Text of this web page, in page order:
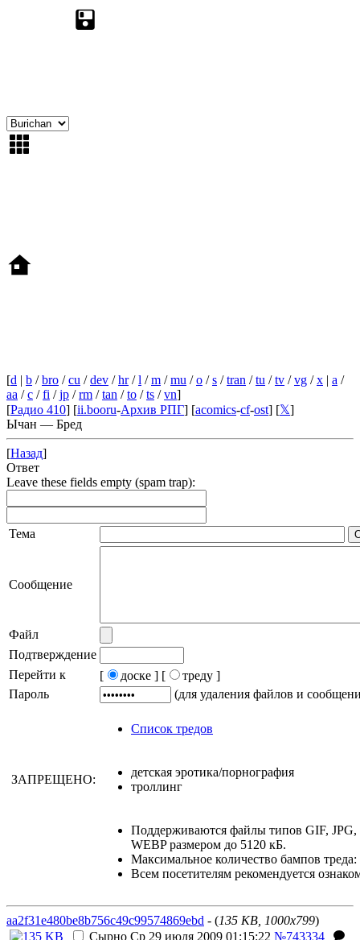
[d | b /bro /cu /dev /hr/l /m /mu /o /s /tran /tu /tv /vg /x | a /
aa /c /fi /jp /rm /tan /to /ts /vn]
[Радио 410] [ii.booru-Архив РПГ] [acomics-cf-ost] [𝕏]
Ычан — Бред
[Назад]
Ответ
Leave these fields empty (spam trap):
Тема
Сообщение
Файл
Подтверждение
Перейти к
[ доске ] [
треду ]
Пароль
(для удаления файлов и
Список тредов
ЗАПРЕЩЕНО:
детская эротика/порнография
троллинг
Поддерживаются файлы типов GIF,
WEBP размером до 5120 кБ.
Максимальное количество бампов треда:
Всем посетителям рекомендуется
aa2f31e480be8b756c49c99574869ebd - (135 KB, 1000x799)
Сырно Ср 29 июля 2009 01:15:22 №743334